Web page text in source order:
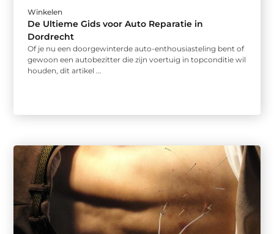
Winkelen
De Ultieme Gids voor Auto Reparatie in
Dordrecht
Of je nu een doorgewinterde auto-enthousiasteling bent of
gewoon een autobezitter die zijn voertuig in topconditie wil
houden, dit artikel ...